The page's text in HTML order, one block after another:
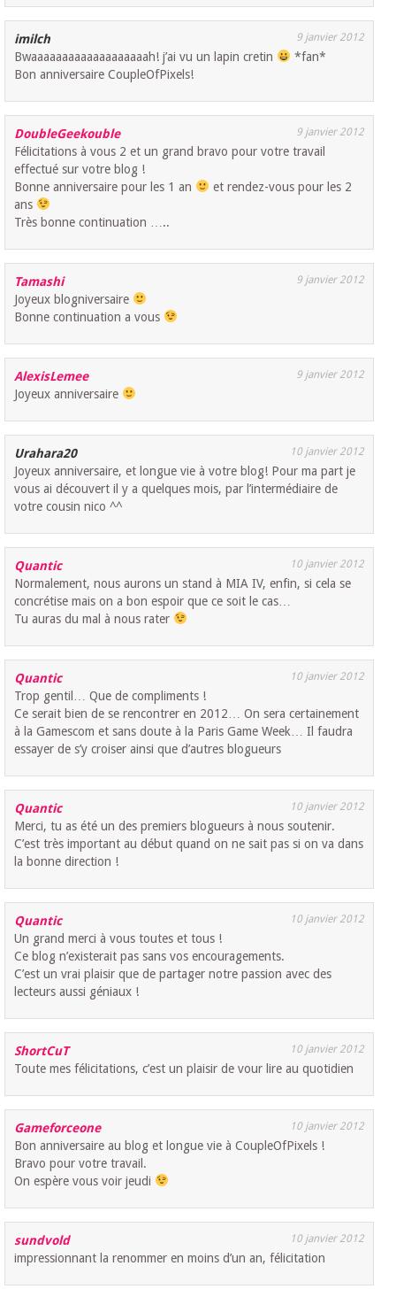
imilch 9 janvier 2012
Bwaaaaaaaaaaaaaaaaaaah! j’ai vu un lapin cretin
*fan*
Bon anniversaire CoupleOfPixels!
DoubleGeekouble 9 janvier 2012
Félicitations à vous 2 et un grand bravo pour votre travail
effectué sur votre blog !
Bonne anniversaire pour les 1 an
et rendez-vous pour les 2
ans
Très bonne continuation …..
Tamashi 9 janvier 2012
Joyeux blogniversaire
Bonne continuation a vous
AlexisLemee 9 janvier 2012
Joyeux anniversaire
Urahara20 10 janvier 2012
Joyeux anniversaire, et longue vie à votre blog! Pour ma part je
vous ai découvert il y a quelques mois, par l’intermédiaire de
votre cousin nico ^^
Quantic 10 janvier 2012
Normalement, nous aurons un stand à MIA IV, enfin, si cela se
concrétise mais on a bon espoir que ce soit le cas…
Tu auras du mal à nous rater
Quantic 10 janvier 2012
Trop gentil… Que de compliments !
Ce serait bien de se rencontrer en 2012… On sera certainement
à la Gamescom et sans doute à la Paris Game Week… Il faudra
essayer de s’y croiser ainsi que d’autres blogueurs
Quantic 10 janvier 2012
Merci, tu as été un des premiers blogueurs à nous soutenir.
C’est très important au début quand on ne sait pas si on va dans
la bonne direction !
Quantic 10 janvier 2012
Un grand merci à vous toutes et tous !
Ce blog n’existerait pas sans vos encouragements.
C’est un vrai plaisir que de partager notre passion avec des
lecteurs aussi géniaux !
ShortCuT 10 janvier 2012
Toute mes félicitations, c’est un plaisir de vour lire au quotidien
Gameforceone 10 janvier 2012
Bon anniversaire au blog et longue vie à CoupleOfPixels !
Bravo pour votre travail.
On espère vous voir jeudi
sundvold 10 janvier 2012
impressionnant la renommer en moins d’un an, félicitation